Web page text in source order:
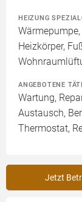
HEIZUNG
Heizkörper,
ANGEBOTENE
Wartung,
Austausch,
Thermostat,
Jetzt